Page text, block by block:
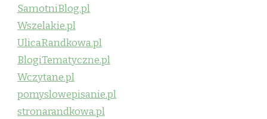
SamotniBlog.pl
Wszelakie.pl
UlicaRandkowa.pl
BlogiTematyczne.pl
Wczytane.pl
pomyslowepisanie.pl
stronarandkowa.pl